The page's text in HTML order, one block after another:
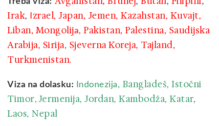
Irak‎, zrael‎, Japan‎, Jemen‎, Kazahstan‎, Kuvajt‎,
Liban, Mongolij‎a, Pakistan‎, Palestina‎, Saudijska
Arabija‎, Sirija, Sjeverna Koreja‎, Tajland‎,
Turkmenistan‎.
Viza na dolasku: Indonezija, Bangladeš, Istočni
Timor, Jermenija‎, Jordan, Kambodža, Katar,
Laos, Nepal